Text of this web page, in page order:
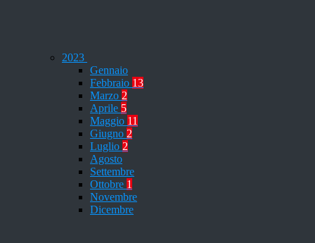
2023
Gennaio
Febbraio 13
Marzo 2
Aprile 5
Maggio 11
Giugno 2
Luglio 2
Agosto
Settembre
Ottobre 1
Novembre
Dicembre